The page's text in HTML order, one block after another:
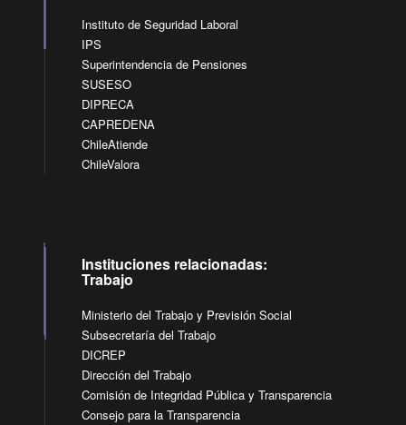
Instituto de Seguridad Laboral
IPS
Superintendencia de Pensiones
SUSESO
DIPRECA
CAPREDENA
ChileAtiende
ChileValora
Instituciones relacionadas:
Trabajo
Ministerio del Trabajo y Previsión Social
Subsecretaría del Trabajo
DICREP
Dirección del Trabajo
Comisión de Integridad Pública y Transparencia
Consejo para la Transparencia